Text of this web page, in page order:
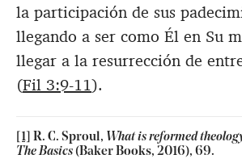
la participación de sus
llegando a ser como Él en Su
llegar a la resurrección de
(Fil 3:9-11).
[1] R. C. Sproul, What is reformed
The Basics(Baker Books, 2016), 69.